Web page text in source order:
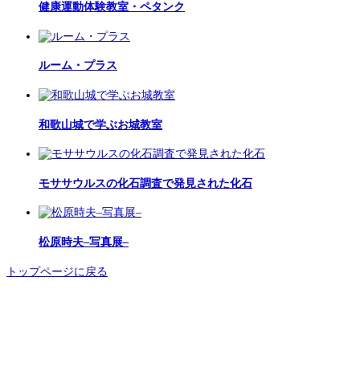
健康運動体験教室・ペタンク
ルーム・プラス
和歌山城で学ぶお城教室
モササウルスの化石調査で発見された化石
松原時夫–写真展–
トップページに戻る